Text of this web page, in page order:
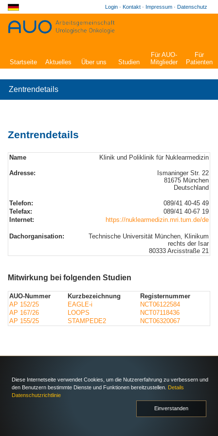
Login · Kontakt · Impressum · Datenschutz
Startseite Aktuelles Über uns Studien
Für AUO-
Mitglieder
Für
Patienten
Zentrendetails
Zentrendetails
Name Klinik und Poliklinik für Nuklearmedizin
Adresse:
Ismaninger Str. 22
81675 München
Deutschland
Telefon:
089/41 40-45 49
Telefax:
089/41 40-67 19
Internet:
https://nuklearmedizin.mri.tum.de/de
Dachorganisation:
Technische Universität München, Klinikum
rechts der Isar
80333 Arcisstraße 21
Mitwirkung bei folgenden Studien
AUO-Nummer Kurzbezeichnung
Registernummer
AP 152/25
EAGLE-i
NCT06122584
AP 167/26
LOOPS
NCT07118436
AP 155/25
STAMPEDE2 NCT06320067
Diese Internetseite verwendet Cookies, um die Nutzererfahrung zu verbessern und
den Benutzern bestimmte Dienste und Funktionen bereitzustellen. Details
Datenschutzrichtlinie
Einverstanden